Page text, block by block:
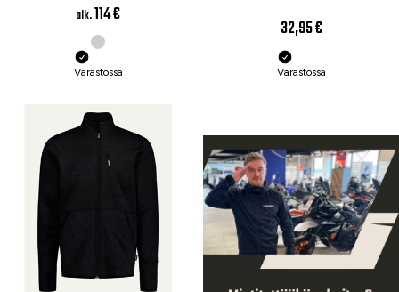
alk.114 €
Varastossa
32,95 €
Varastossa